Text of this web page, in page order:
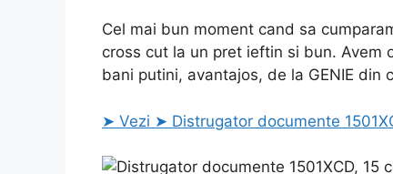
Cel mai bun moment cand sa
cross cut la un pret ieftin si bun. Avem
bani putini, avantajos, de la GENIE din
➤ Vezi ➤ Distrugator documente